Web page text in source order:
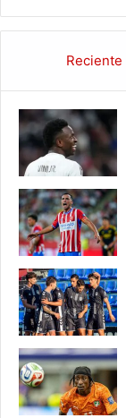
Reciente